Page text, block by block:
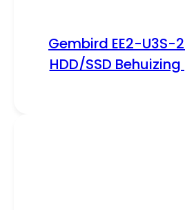
Gembird EE2-U3S-
HDD/SSD Behuizing